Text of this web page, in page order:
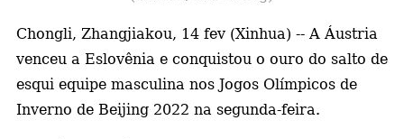
Chongli, Zhangjiakou, 14 fev (Xinhua) -- A Áustria
venceu a Eslovênia e conquistou o ouro do salto de
esqui equipe masculina nos Jogos Olímpicos de
Inverno de Beijing 2022 na segunda-feira.